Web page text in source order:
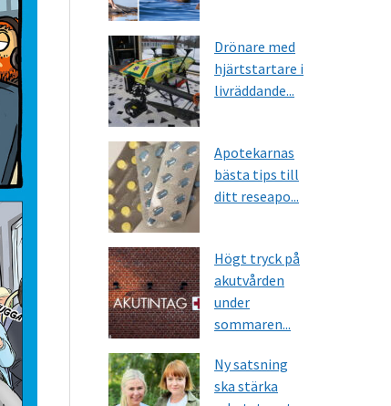
Drönare med
hjärtstartare i
livräddande...
Apotekarnas
bästa tips till
ditt reseapo...
Högt tryck på
akutvården
under
sommaren...
Ny satsning
ska stärka